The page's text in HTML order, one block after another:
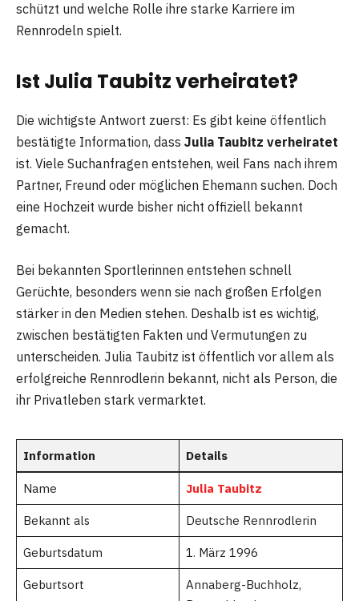
schützt und welche Rolle ihre starke Karriere im
Rennrodeln spielt.
Ist Julia Taubitz verheiratet?
Die wichtigste Antwort zuerst: Es gibt keine öffentlich
bestätigte Information, dass Julia Taubitz verheiratet
ist. Viele Suchanfragen entstehen, weil Fans nach ihrem
Partner, Freund oder möglichen Ehemann suchen. Doch
eine Hochzeit wurde bisher nicht offiziell bekannt
gemacht.
Bei bekannten Sportlerinnen entstehen schnell
Gerüchte, besonders wenn sie nach großen Erfolgen
stärker in den Medien stehen. Deshalb ist es wichtig,
zwischen bestätigten Fakten und Vermutungen zu
unterscheiden. Julia Taubitz ist öffentlich vor allem als
erfolgreiche Rennrodlerin bekannt, nicht als Person, die
ihr Privatleben stark vermarktet.
Information Details
Name Julia Taubitz
Bekannt als Deutsche Rennrodlerin
Geburtsdatum 1. März 1996
Geburtsort
Annaberg-Buchholz,